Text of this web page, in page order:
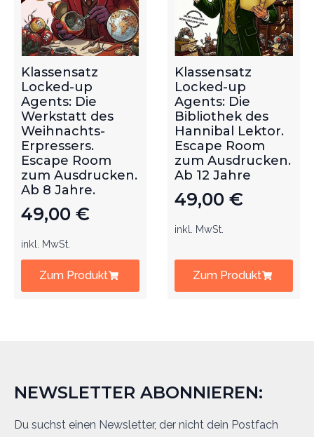
Klassensatz
Locked-up
Agents: Die
Werkstatt des
Weihnachts-
Erpressers.
Escape Room
zum Ausdrucken.
Ab 8 Jahre.
49,00 €
inkl. MwSt.
Zum Produkt
Klassensatz
Locked-up
Agents: Die
Bibliothek des
Hannibal Lektor.
Escape Room
zum Ausdrucken.
Ab 12 Jahre
49,00 €
inkl. MwSt.
Zum Produkt
NEWSLETTER ABONNIEREN:
Du suchst einen Newsletter, der nicht dein Postfach